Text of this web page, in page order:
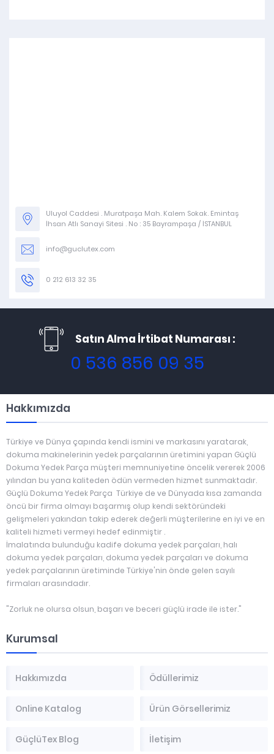
Uluyol Caddesi . Muratpaşa Mah. Kalem Sokak. Emintaş
İhsan Atlı Sanayi Sitesi . No : 35 Bayrampaşa / İSTANBUL
info@guclutex.com
0 212 613 32 35
Satın Alma İrtibat Numarası :
0 536 856 09 35
Hakkımızda
Türkiye ve Dünya çapında kendi ismini ve markasını yaratarak,
dokuma makinelerinin yedek parçalarının üretimini yapan Güçlü
Dokuma Yedek Parça müşteri memnuniyetine öncelik vererek 2006
yılından bu yana kaliteden ödün vermeden hizmet sunmaktadır.
Güçlü Dokuma Yedek Parça Türkiye de ve Dünyada kısa zamanda
öncü bir firma olmayı başarmış olup kendi sektöründeki
gelişmeleri yakından takip ederek değerli müşterilerine en iyi ve en
kaliteli hizmeti vermeyi hedef edinmiştir .
İmalatında bulunduğu kadife dokuma yedek parçaları, halı
dokuma yedek parçaları, dokuma yedek parçaları ve dokuma
yedek parçalarının üretiminde Türkiye'nin önde gelen sayılı
firmaları arasındadır.
"Zorluk ne olursa olsun, başarı ve beceri güçlü irade ile ister."
Kurumsal
Hakkımızda Ödüllerimiz
Online Katalog Ürün Görsellerimiz
GüçlüTex Blog İletişim